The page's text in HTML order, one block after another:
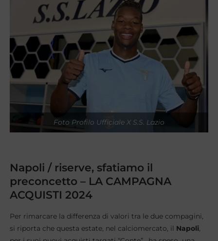
Foto Profilo Ufficiale X S.S. Lazio
Napoli / riserve, sfatiamo il
preconcetto – LA CAMPAGNA
ACQUISTI 2024
Per rimarcare la differenza di valori tra le due compagini,
si riporta che questa estate, nel calciomercato, il Napoli,